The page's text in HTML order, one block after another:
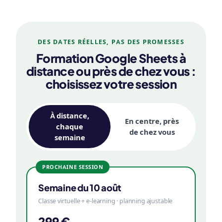
DES DATES RÉELLES, PAS DES PROMESSES
Formation Google Sheets à
distance ou près de chez vous :
choisissez votre session
À distance,
chaque
semaine
En centre, près
de chez vous
PROCHAINE SESSION
Semaine du 10 août
Classe virtuelle + e-learning · planning ajustable